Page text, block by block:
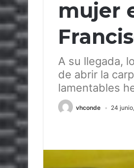
mujer
A su llegada,
de abrir la
lamentables
vhconde 24